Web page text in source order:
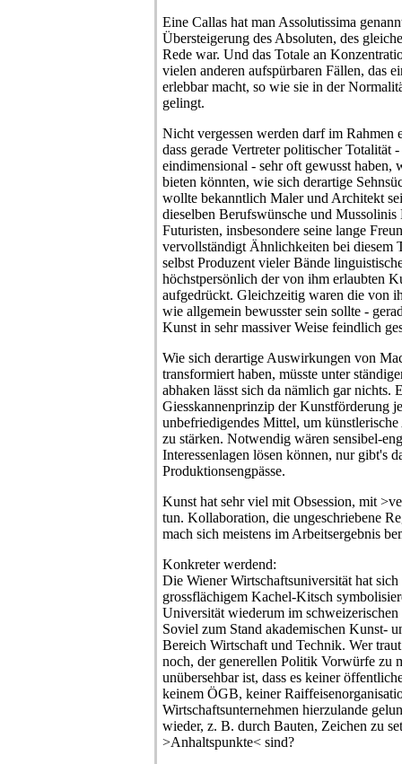
Eine Callas hat man Assolutissima
Übersteigerung des Absoluten, des
Rede war. Und das Totale an
vielen anderen aufspürbaren Fällen, das
erlebbar macht, so wie sie in der
gelingt.
Nicht vergessen werden darf im Rahmen
dass gerade Vertreter politischer Totalität
eindimensional - sehr oft gewusst haben,
bieten könnten, wie sich derartige
wollte bekanntlich Maler und Architekt
dieselben Berufswünsche und
Futuristen, insbesondere seine lange
vervollständigt Ähnlichkeiten bei diesem
selbst Produzent vieler Bände
höchstpersönlich der von ihm erlaubten
aufgedrückt. Gleichzeitig waren die von
wie allgemein bewusster sein sollte -
Kunst in sehr massiver Weise feindlich
Wie sich derartige Auswirkungen von
transformiert haben, müsste unter
abhaken lässt sich da nämlich gar nichts.
Giesskannenprinzip der Kunstförderung
unbefriedigendes Mittel, um
zu stärken. Notwendig wären sensibel-
Interessenlagen lösen können, nur gibt's
Produktionsengpässe.
Kunst hat sehr viel mit Obsession, mit
tun. Kollaboration, die ungeschriebene
mach sich meistens im Arbeitsergebnis
Konkreter werdend:
Die Wiener Wirtschaftsuniversität hat
grossflächigem Kachel-Kitsch
Universität wiederum im
Soviel zum Stand akademischen Kunst-
Bereich Wirtschaft und Technik. Wer
noch, der generellen Politik Vorwürfe zu
unübersehbar ist, dass es keiner
keinem ÖGB, keiner
Wirtschaftsunternehmen hierzulande
wieder, z. B. durch Bauten, Zeichen zu
>Anhaltspunkte< sind?